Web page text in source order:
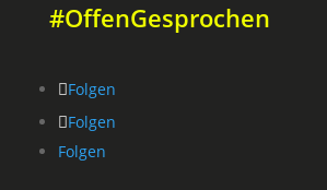
#OffenGesprochen
Folgen
Folgen
Folgen